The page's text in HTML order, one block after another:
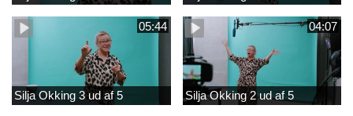
05:44
Silja Okking 3 ud af 5
04:07
Silja Okking 2 ud af 5